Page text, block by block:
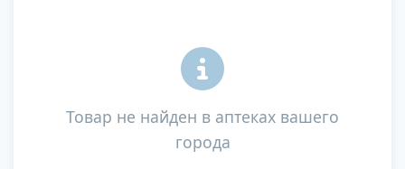
Товар не найден в аптеках вашего
города